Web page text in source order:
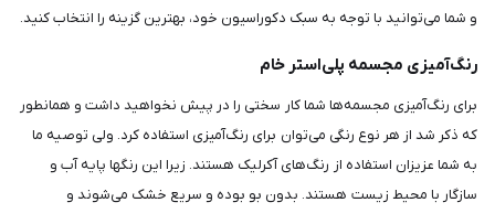
و شما می‌توانید با توجه به سبک دکوراسیون خود، بهترین گزینه را انتخاب کنید.
رنگ‌آمیزی مجسمه پلی‌استر خام
برای رنگ‌آمیزی مجسمه‌ها شما کار سختی را در پیش نخواهید داشت و همانطور
که ذکر شد از هر نوع رنگی می‌توان برای رنگ‌آمیزی استفاده کرد. ولی توصیه ما
به شما عزیزان استفاده از رنگ‌های آکرلیک هستند. زیرا این رنگ‎ها پایه آب و
سازگار با محیط ‌زیست هستند. بدون بو بوده و سریع خشک می‌شوند و